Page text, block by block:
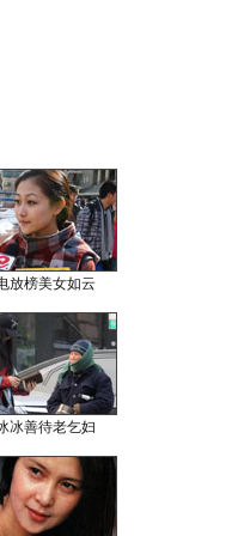
放榜美女如云
冰善待老乞妇